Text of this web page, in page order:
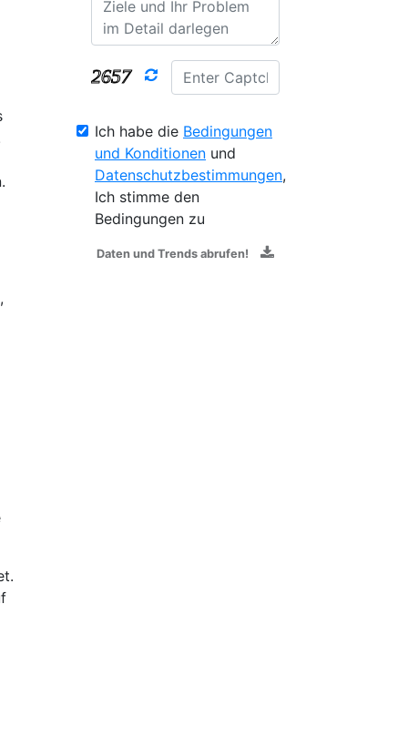
Ich habe die Bedingungen
und Konditionen und
Datenschutzbestimmungen,
Ich stimme den
Bedingungen zu
Daten und Trends abrufen!